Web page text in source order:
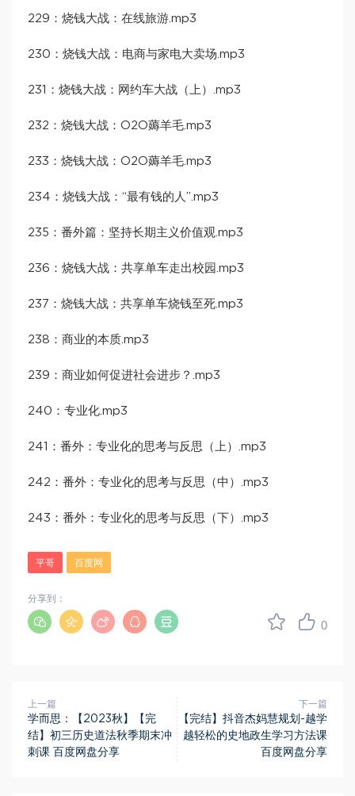
229：烧钱大战：在线旅游.mp3
230：烧钱大战：电商与家电大卖场.mp3
231：烧钱大战：网约车大战（上）.mp3
232：烧钱大战：O2O薅羊毛.mp3
233：烧钱大战：O2O薅羊毛.mp3
234：烧钱大战：“最有钱的人”.mp3
235：番外篇：坚持长期主义价值观.mp3
236：烧钱大战：共享单车走出校园.mp3
237：烧钱大战：共享单车烧钱至死.mp3
238：商业的本质.mp3
239：商业如何促进社会进步？.mp3
240：专业化.mp3
241：番外：专业化的思考与反思（上）.mp3
242：番外：专业化的思考与反思（中）.mp3
243：番外：专业化的思考与反思（下）.mp3
平哥 百度网
0
分享到：
上一篇
学而思：【2023秋】【完
结】初三历史道法秋季期末冲
刺课 百度网盘分享
下一篇
【完结】抖音杰妈慧规划-越学
越轻松的史地政生学习方法课
百度网盘分享